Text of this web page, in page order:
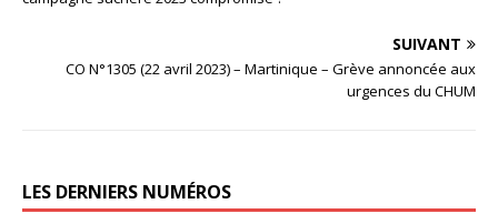
SUIVANT
CO N°1305 (22 avril 2023) – Martinique – Grève annoncée aux
urgences du CHUM
LES DERNIERS NUMÉROS